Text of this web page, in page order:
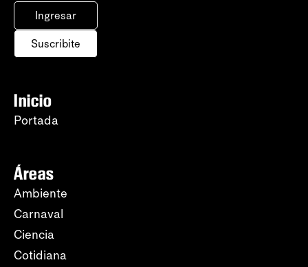
Ingresar
Suscribite
Inicio
Portada
Áreas
Ambiente
Carnaval
Ciencia
Cotidiana